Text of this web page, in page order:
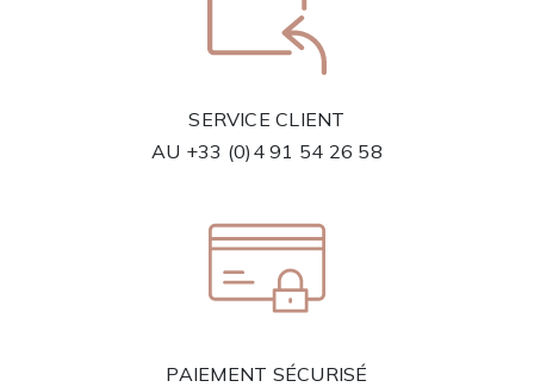
SERVICE CLIENT
AU +33 (0)4 91 54 26 58
PAIEMENT SÉCURISÉ